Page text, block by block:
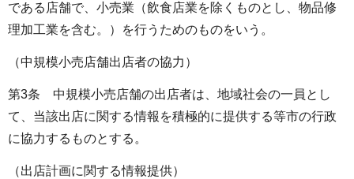
である店舗で、小売業（飲食店業を除くものとし、物品修
理加工業を含む。）を行うためのものをいう。
（中規模小売店舗出店者の協力）
第3条 中規模小売店舗の出店者は、地域社会の一員とし
て、当該出店に関する情報を積極的に提供する等市の行政
に協力するものとする。
（出店計画に関する情報提供）